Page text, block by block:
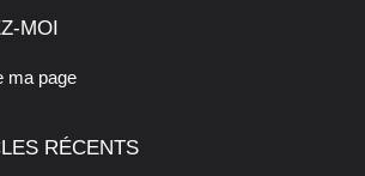
MOI
ma page
RÉCENTS